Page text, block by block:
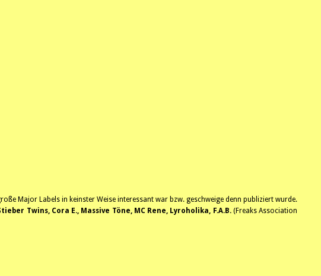
Major Labels in keinster Weise interessant war bzw. geschweige denn publiziert wurde.
Twins, Cora E., Massive Töne, MC Rene, Lyroholika, F.A.B.(Freaks Association